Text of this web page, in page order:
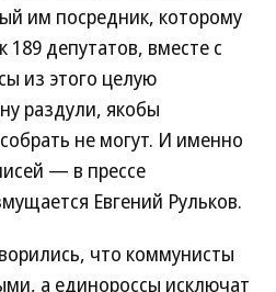
им посредник, которому
депутатов, вместе с
из этого целую
раздули, якобы
не могут. И именно
— в прессе
Евгений Рульков.
что коммунисты
а единороссы исключат